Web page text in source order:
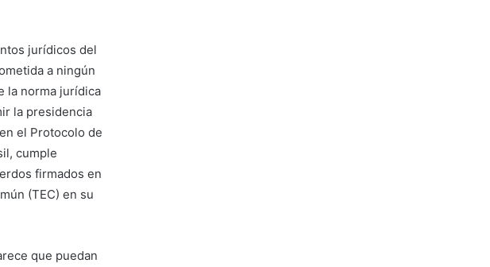
jurídicos del
a ningún
la norma jurídica
la presidencia
el Protocolo de
cumple
firmados en
(TEC) en su
que puedan